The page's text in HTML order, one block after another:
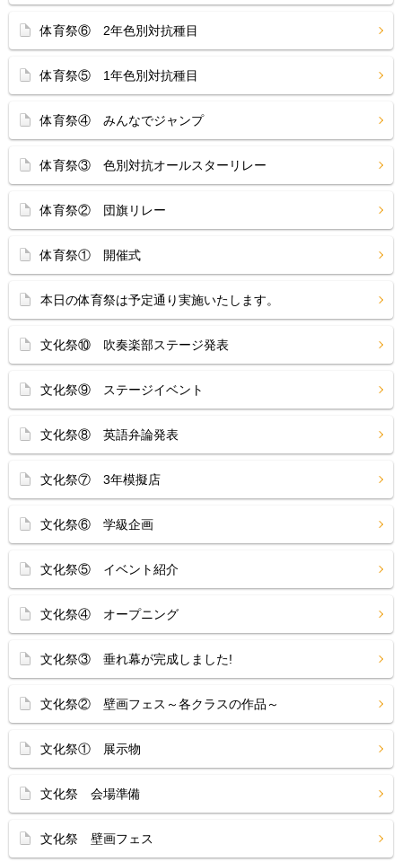
体育祭⑥ 2年色別対抗種目
体育祭⑤ 1年色別対抗種目
体育祭④ みんなでジャンプ
体育祭③ 色別対抗オールスターリレー
体育祭② 団旗リレー
体育祭① 開催式
本日の体育祭は予定通り実施いたします。
文化祭⑩ 吹奏楽部ステージ発表
文化祭⑨ ステージイベント
文化祭⑧ 英語弁論発表
文化祭⑦ 3年模擬店
文化祭⑥ 学級企画
文化祭⑤ イベント紹介
文化祭④ オープニング
文化祭③ 垂れ幕が完成しました!
文化祭② 壁画フェス～各クラスの作品～
文化祭① 展示物
文化祭 会場準備
文化祭 壁画フェス